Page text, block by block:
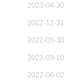
2023-04-30
2022-12-31
2022-09-30
2022-09-10
2022-06-02